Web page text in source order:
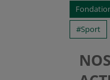
Sport
NOS